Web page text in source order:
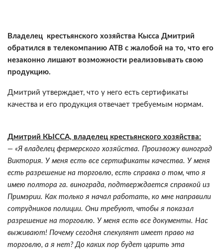
Владелец крестьянского хозяйства Кысса Дмитрий
обратился в телекомпанию АТВ с жалобой на то, что его
незаконно лишают возможности реализовывать свою
продукцию.
Дмитрий утверждает, что у него есть сертификаты
качества и его продукция отвечает требуемым нормам.
Дмитрий КЫССА, владелец крестьянского хозяйства:
— «Я владелец фермерского хозяйства. Произвожу виноград
Виктория. У меня есть все сертификаты качества. У меня
есть разрешение на торговлю, есть справка о том, что я
имею полтора га. винограда, подтверждается справкой из
Примэрии. Как только я начал работать, ко мне направили
сотрудников полиции. Они требуют, чтобы я показал
разрешение на торговлю. У меня есть все документы. Нас
выживают! Почему сегодня спекулянт имеет право на
торговлю, а я нет? До каких пор будет царить эта